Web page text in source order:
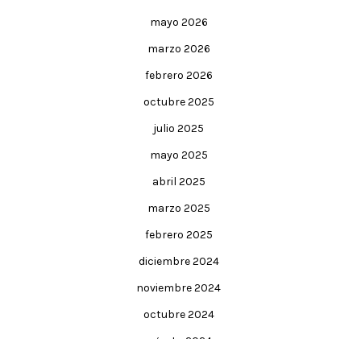
mayo 2026
marzo 2026
febrero 2026
octubre 2025
julio 2025
mayo 2025
abril 2025
marzo 2025
febrero 2025
diciembre 2024
noviembre 2024
octubre 2024